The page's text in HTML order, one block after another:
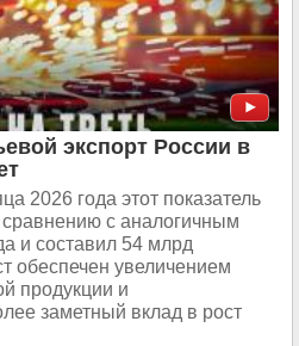
экспорт России в
2026 года этот показатель
с аналогичным
и составил 54 млрд
обеспечен увеличением
продукции и
заметный вклад в рост